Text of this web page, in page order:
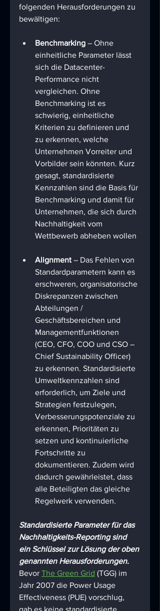
folgenden Herausforderungen zu
bewältigen:
Benchmarking – Ohne
einheitliche Parameter lässt
sich die Datacenter-
Performance nicht
vergleichen. Ohne
Benchmarking ist es
schwierig, einheitliche
Kriterien zu definieren und
zu erkennen, welche
Unternehmen Vorreiter und
Vorbilder sein könnten. Kurz
gesagt, standardisierte
Kennzahlen sind die Basis für
Benchmarking und damit für
Unternehmen, die sich durch
Nachhaltigkeit vom
Wettbewerb abheben wollen
Alignment – Das Fehlen von
Standardparametern kann es
erschweren, organisatorische
Diskrepanzen zwischen
Abteilungen /
Geschäftsbereichen und
Managementfunktionen
(CEO, CFO, COO und CSO –
Chief Sustainability Officer)
zu erkennen. Standardisierte
Umweltkennzahlen sind
erforderlich, um Ziele und
Strategien festzulegen,
Verbesserungspotenziale zu
erkennen, Prioritäten zu
setzen und kontinuierliche
Fortschritte zu
dokumentieren. Zudem wird
dadurch gewährleistet, dass
alle Beteiligten das gleiche
Regelwerk verwenden.
Standardisierte Parameter für das
Nachhaltigkeits-Reporting sind
ein Schlüssel zur Lösung der oben
genannten Herausforderungen.
Bevor The Green Grid (TGG) im
Jahr 2007 die Power Usage
Effectiveness (PUE) vorschlug,